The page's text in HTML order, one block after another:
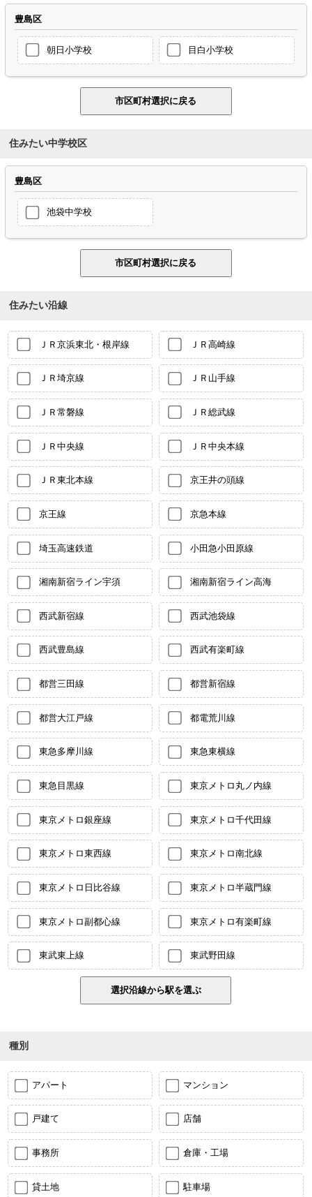
豊島区
朝日小学校 目白小学校
住みたい中学校区
豊島区
池袋中学校
住みたい沿線
ＪＲ京浜東北・根岸線 ＪＲ高崎線
ＪＲ埼京線 ＪＲ山手線
ＪＲ常磐線 ＪＲ総武線
ＪＲ中央線 ＪＲ中央本線
ＪＲ東北本線 京王井の頭線
京王線 京急本線
埼玉高速鉄道 小田急小田原線
湘南新宿ライン宇須 湘南新宿ライン高海
西武新宿線 西武池袋線
西武豊島線 西武有楽町線
都営三田線 都営新宿線
都営大江戸線 都電荒川線
東急多摩川線 東急東横線
東急目黒線 東京メトロ丸ノ内線
東京メトロ銀座線 東京メトロ千代田線
東京メトロ東西線 東京メトロ南北線
東京メトロ日比谷線 東京メトロ半蔵門線
東京メトロ副都心線 東京メトロ有楽町線
東武東上線 東武野田線
種別
アパート マンション
戸建て 店舗
事務所 倉庫・工場
貸土地 駐車場